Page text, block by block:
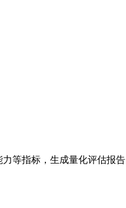
等指标，生成量化评估报告